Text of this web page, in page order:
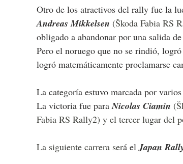
Otro de los atractivos del rally fue la
Andreas Mikkelsen (Škoda Fabia RS
obligado a abandonar por una salida
Pero el noruego que no se rindió,
logró matemáticamente proclamarse
La categoría estuvo marcada por
La victoria fue para Nicolas Ciamin
Fabia RS Rally2) y el tercer lugar del
La siguiente carrera será el Japan